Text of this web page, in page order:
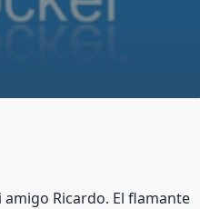
Ricardo. El flamante